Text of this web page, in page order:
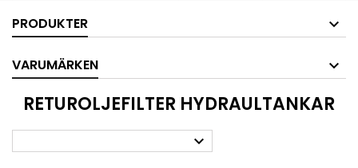
PRODUKTER
VARUMÄRKEN
RETUROLJEFILTER HYDRAULTANKAR
